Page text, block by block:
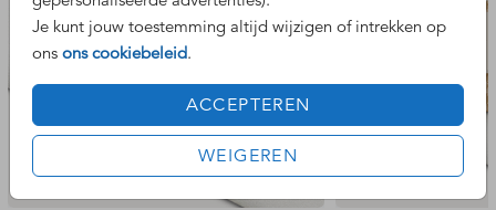
Je kunt jouw toestemming altijd wijzigen of intrekken op
ons ons cookiebeleid.
ACCEPTEREN
WEIGEREN